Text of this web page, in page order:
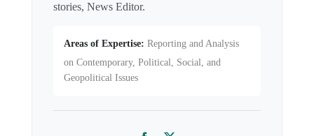
stories, News Editor.
Areas of Expertise: Reporting and Analysis
on Contemporary, Political, Social, and
Geopolitical Issues